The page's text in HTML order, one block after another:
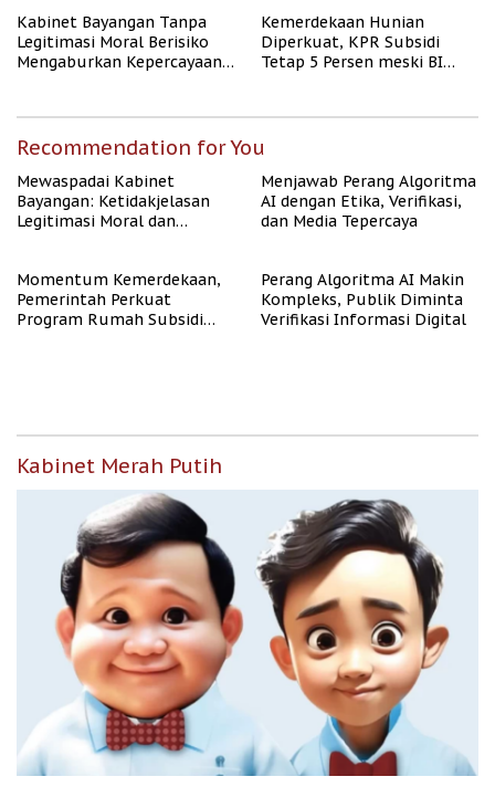
Kabinet Bayangan Tanpa
Legitimasi Moral Berisiko
Mengaburkan Kepercayaan
Kemerdekaan Hunian
Diperkuat, KPR Subsidi
Tetap 5 Persen meski BI
Recommendation for You
Mewaspadai Kabinet
Bayangan: Ketidakjelasan
Legitimasi Moral dan
Menjawab Perang Algoritma
AI dengan Etika, Verifikasi,
dan Media Tepercaya
Momentum Kemerdekaan,
Pemerintah Perkuat
Program Rumah Subsidi
Perang Algoritma AI Makin
Kompleks, Publik Diminta
Verifikasi Informasi Digital
Kabinet Merah Putih